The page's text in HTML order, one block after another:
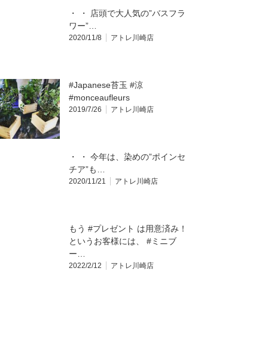
・ ・ 店頭で大人気の”バスフラ
ワー”…
2020/11/8 アトレ川崎店
#Japanese苔玉 #涼
#monceaufleurs
2019/7/26 アトレ川崎店
・ ・ 今年は、染めの”ポインセ
チア”も…
2020/11/21 アトレ川崎店
もう #プレゼント は用意済み！
というお客様には、 #ミニブ
ー…
2022/2/12 アトレ川崎店